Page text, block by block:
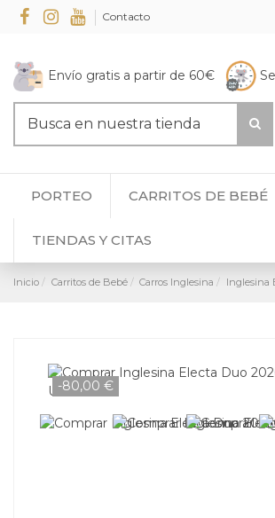
Contacto
Envío gratis a partir de 60€
PORTEO CARRITOS DE BEBÉ
TIENDAS Y CITAS
Inicio Carritos de Bebé Carros Inglesina Inglesina
-80,00 €